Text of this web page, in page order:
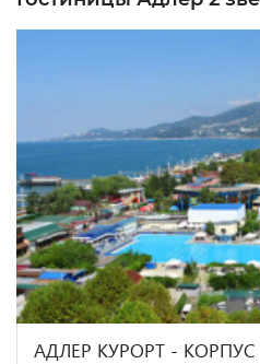
АДЛЕР КУРОРТ -